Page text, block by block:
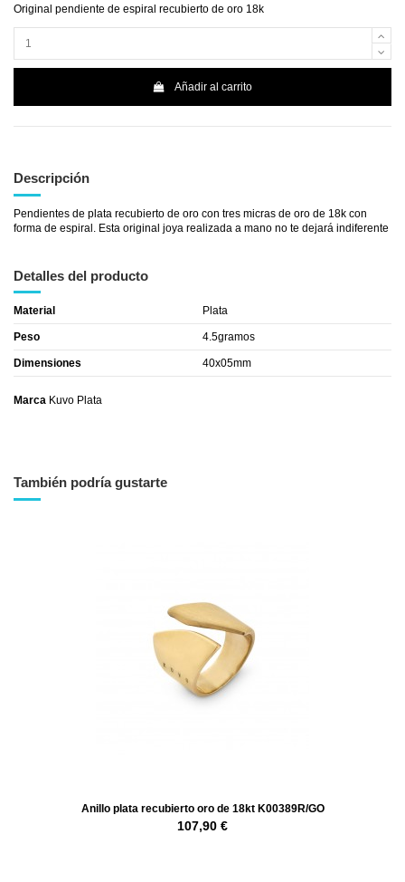
Original pendiente de espiral recubierto de oro 18k
Añadir al carrito
Descripción
Pendientes de plata recubierto de oro con tres micras de oro de 18k con
forma de espiral. Esta original joya realizada a mano no te dejará indiferente
Detalles del producto
Material Plata
Peso 4.5gramos
Dimensiones 40x05mm
Marca Kuvo Plata
También podría gustarte
Anillo plata recubierto oro de 18kt K00389R/GO
107,90 €